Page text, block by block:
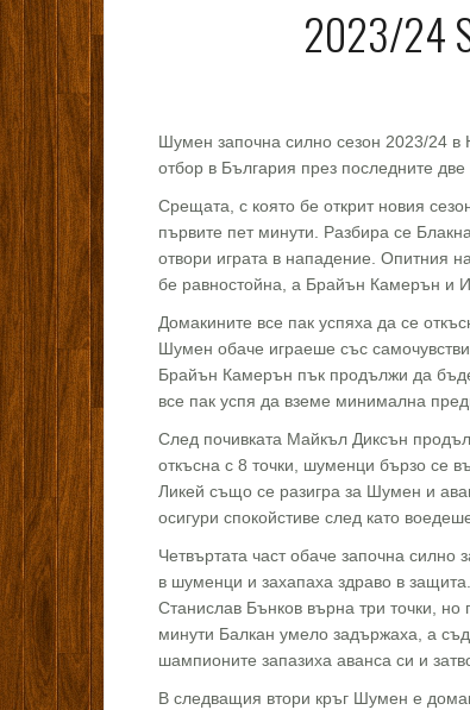
2023/24
Шумен започна силно сезон 2023/24 в
отбор в България през последните
Срещата, с която бе открит новия
първите пет минути. Разбира се
отвори играта в нападение. Опитния
бе равностойна, а Брайън Камерън и
Домакините все пак успяха да се
Шумен обаче играеше със
Брайън Камерън пък продължи да
все пак успя да вземе минимална
След почивката Майкъл Диксън
откъсна с 8 точки, шуменци бързо се
Ликей също се разигра за Шумен и
осигури спокойстиве след като
Четвъртата част обаче започна силно
в шуменци и захапаха здраво в
Станислав Бънков върна три точки,
минути Балкан умело задържаха, а
шампионите запазиха аванса си и
В следващия втори кръг Шумен е